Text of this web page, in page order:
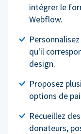
intégrer le
Webflow.
qu'il
design.
Proposez
options de
Recueillez
donateurs,